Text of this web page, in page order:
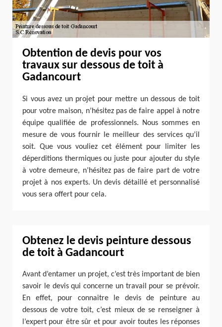
Obtention de devis pour vos
travaux sur dessous de toit à
Gadancourt
Si vous avez un projet pour mettre un dessous de toit
pour votre maison, n’hésitez pas de faire appel à notre
équipe qualifiée de professionnels. Nous sommes en
mesure de vous fournir le meilleur des services qu’il
soit. Que vous vouliez cet élément pour limiter les
déperditions thermiques ou juste pour ajouter du style
à votre demeure, n’hésitez pas de faire part de votre
projet à nos experts. Un devis détaillé et personnalisé
vous sera offert pour cela.
Obtenez le devis peinture dessous
de toit à Gadancourt
Avant d’entamer un projet, c’est très important de bien
savoir le devis qui concerne un travail pour se prévoir.
En effet, pour connaitre le devis de peinture au
dessous de votre toit, c’est mieux de se renseigner à
l’expert pour être sûr et pour avoir toutes les réponses